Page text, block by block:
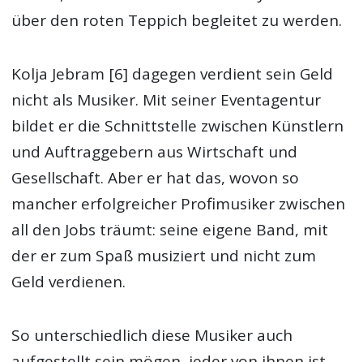
über den roten Teppich begleitet zu werden.
Kolja Jebram [6] dagegen verdient sein Geld
nicht als Musiker. Mit seiner Eventagentur
bildet er die Schnittstelle zwischen Künstlern
und Auftraggebern aus Wirtschaft und
Gesellschaft. Aber er hat das, wovon so
mancher erfolgreicher Profimusiker zwischen
all den Jobs träumt: seine eigene Band, mit
der er zum Spaß musiziert und nicht zum
Geld verdienen.
So unterschiedlich diese Musiker auch